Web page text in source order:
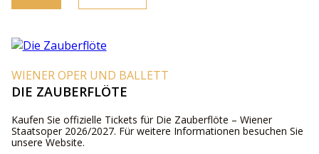
WIENER OPER UND BALLETT
DIE ZAUBERFLÖTE
Kaufen Sie offizielle Tickets für Die Zauberflöte – Wiener
Staatsoper 2026/2027. Für weitere Informationen besuchen Sie
unsere Website.